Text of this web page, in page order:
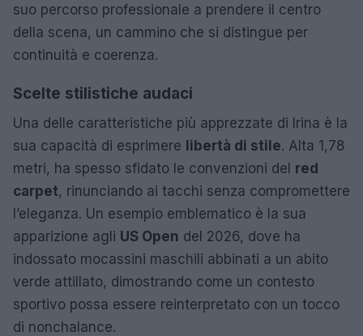
suo percorso professionale a prendere il centro
della scena, un cammino che si distingue per
continuità e coerenza.
Scelte stilistiche audaci
Una delle caratteristiche più apprezzate di Irina è la
sua capacità di esprimere libertà di stile. Alta 1,78
metri, ha spesso sfidato le convenzioni del red
carpet, rinunciando ai tacchi senza compromettere
l’eleganza. Un esempio emblematico è la sua
apparizione agli US Open del 2026, dove ha
indossato mocassini maschili abbinati a un abito
verde attillato, dimostrando come un contesto
sportivo possa essere reinterpretato con un tocco
di nonchalance.